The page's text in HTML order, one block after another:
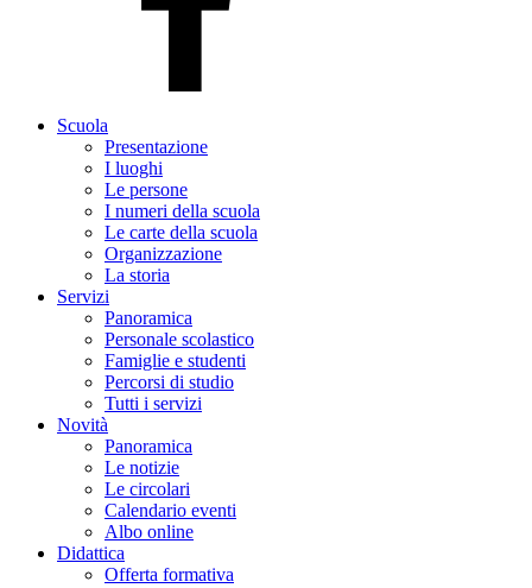
Scuola
Presentazione
I luoghi
Le persone
I numeri della scuola
Le carte della scuola
Organizzazione
La storia
Servizi
Panoramica
Personale scolastico
Famiglie e studenti
Percorsi di studio
Tutti i servizi
Novità
Panoramica
Le notizie
Le circolari
Calendario eventi
Albo online
Didattica
Offerta formativa